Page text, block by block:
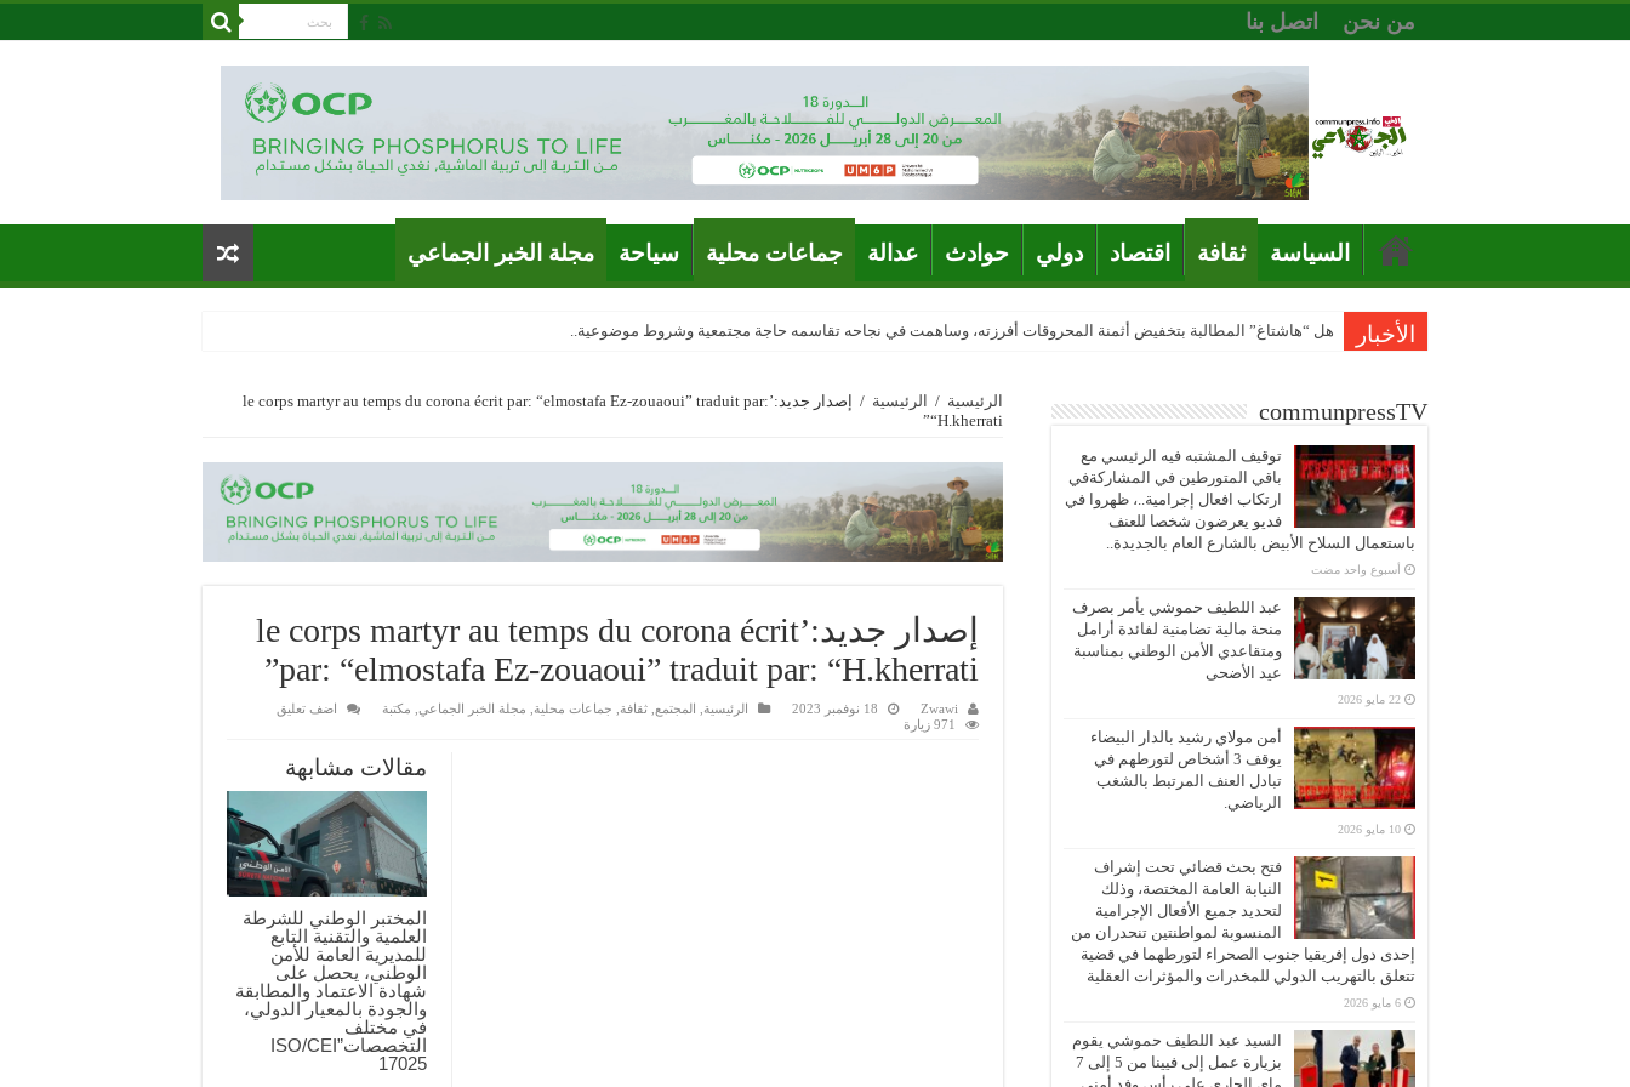
من نحن اتصل بنا
السياسة ثقافة اقتصاد دولي حوادث عدالة جماعات محلية سياحة مجلة الخبر الجماعي
الأخبار هل “هاشتاغ” المطالبة بتخفيض أثمنة المحروقات أفرزته، وساهمت في نجاحه تقاسمه حاجة مجتمعية وشروط موضوعية..
الرئيسية / الرئيسية /
إصدار جديد:’le corps martyr au temps du corona écrit par: “elmostafa Ez-zouaoui” traduit par:
“H.kherrati”
إصدار جديد:’le corps martyr au temps du corona écrit
par: “elmostafa Ez-zouaoui” traduit par: “H.kherrati”
Zwawi 18 نوفمبر 2023 الرئيسية المجتمع ثقافة جماعات محلية مجلة الخبر الجماعي مكتبة
اضف تعليق
971 زيارة
مقالات مشابهة
المختبر الوطني للشرطة
العلمية والتقنية التابع
للمديرية العامة للأمن
الوطني، يحصل على
شهادة الاعتماد والمطابقة
والجودة بالمعيار الدولي،
في مختلف
التخصصات”ISO/CEI
17025
communpressTV
توقيف المشتبه فيه الرئيسي مع
باقي المتورطين في المشاركةفي
ارتكاب افعال إجرامية..، ظهروا في
فديو يعرضون شخصا للعنف
باستعمال السلاح الأبيض بالشارع العام بالجديدة..
‏أسبوع واحد مضت
عبد اللطيف حموشي يأمر بصرف
منحة مالية تضامنية لفائدة أرامل
ومتقاعدي الأمن الوطني بمناسبة
عيد الأضحى
22 مايو 2026
أمن مولاي رشيد بالدار البيضاء
يوقف 3 أشخاص لتورطهم في
تبادل العنف المرتبط بالشغب
الرياضي.
10 مايو 2026
فتح بحث قضائي تحت إشراف
النيابة العامة المختصة، وذلك
لتحديد جميع الأفعال الإجرامية
المنسوبة لمواطنتين تنحدران من
إحدى دول إفريقيا جنوب الصحراء لتورطهما في قضية
تتعلق بالتهريب الدولي للمخدرات والمؤثرات العقلية
6 مايو 2026
السيد عبد اللطيف حموشي يقوم
بزيارة عمل إلى فيينا من 5 إلى 7